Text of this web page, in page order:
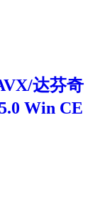
达芬奇
Win CE